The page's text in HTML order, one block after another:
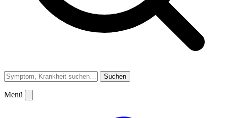
Suchen
Menü